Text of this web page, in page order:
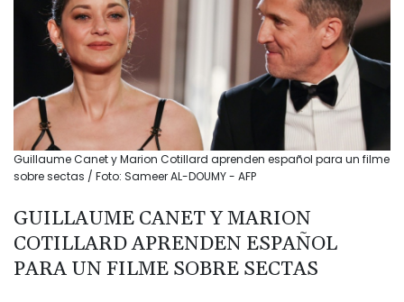
Guillaume Canet y Marion Cotillard aprenden español para un filme
sobre sectas / Foto: Sameer AL-DOUMY - AFP
GUILLAUME CANET Y MARION
COTILLARD APRENDEN ESPAÑOL
PARA UN FILME SOBRE SECTAS